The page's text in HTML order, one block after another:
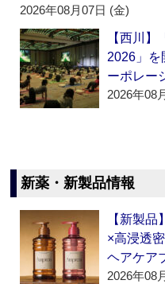
2026年08月07日 (金)
【西川
2026」を
ーポレー
2026年08
新薬・新製品情報
【新製
×高浸透
ヘアケア
2026年08